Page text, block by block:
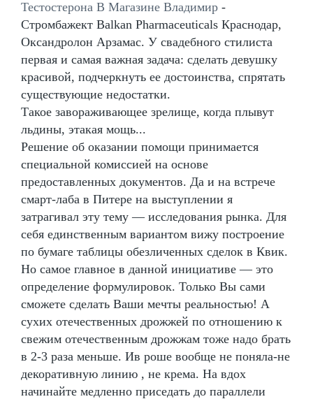
Тестостерона В Магазине Владимир -
Стромбажект Balkan Pharmaceuticals Краснодар,
Оксандролон Арзамас. У свадебного стилиста
первая и самая важная задача: сделать девушку
красивой, подчеркнуть ее достоинства, спрятать
существующие недостатки.
Такое завораживающее зрелище, когда плывут
льдины, этакая мощь...
Решение об оказании помощи принимается
специальной комиссией на основе
предоставленных документов. Да и на встрече
смарт-лаба в Питере на выступлении я
затрагивал эту тему — исследования рынка. Для
себя единственным вариантом вижу построение
по бумаге таблицы обезличенных сделок в Квик.
Но самое главное в данной инициативе — это
определение формулировок. Только Вы сами
сможете сделать Ваши мечты реальностью! А
сухих отечественных дрожжей по отношению к
свежим отечественным дрожжам тоже надо брать
в 2-3 раза меньше. Ив роше вообще не поняла-не
декоративную линию , не крема. На вдох
начинайте медленно приседать до параллели